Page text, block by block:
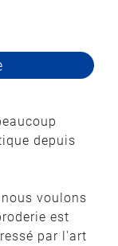
depuis
voulons
est
par l'art